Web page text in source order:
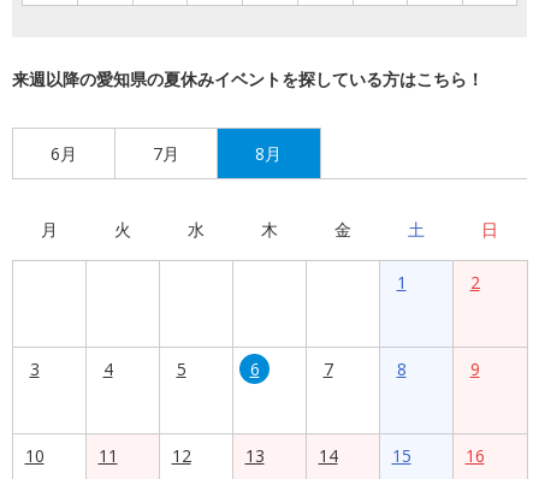
来週以降の愛知県の夏休みイベントを探している方はこちら！
6月 7月 8月
月 火 水 木 金 土 日
1 2
3 4 5 6 7 8 9
10
11
12
13
14
15
16